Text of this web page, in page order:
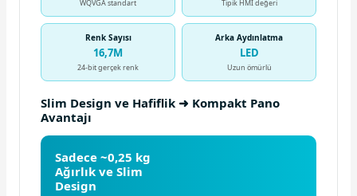
WQVGA standart Tipik HMI değeri
Renk Sayısı
16,7M
24-bit gerçek renk
Arka Aydınlatma
LED
Uzun ömürlü
Slim Design ve Hafiflik ➜ Kompakt Pano
Avantajı
Sadece ~0,25 kg
Ağırlık ve Slim
Design